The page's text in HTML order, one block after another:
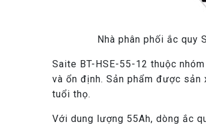
Nhà phân phối ắc quy
Saite BT-HSE-55-12 thuộc
và ổn định. Sản phẩm được
tuổi thọ.
Với dung lượng 55Ah, dòng ắc